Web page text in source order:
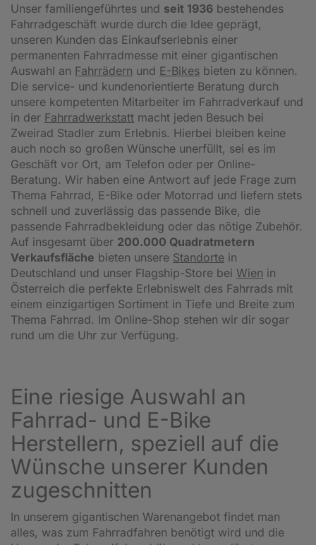
Unser familiengeführtes und seit 1936 bestehendes
Fahrradgeschäft wurde durch die Idee geprägt,
unseren Kunden das Einkaufserlebnis einer
permanenten Fahrradmesse mit einer gigantischen
Auswahl an Fahrrädern und E-Bikes bieten zu können.
Die service- und kundenorientierte Beratung durch
unsere kompetenten Mitarbeiter im Fahrradverkauf und
in der Fahrradwerkstatt macht jeden Besuch bei
Zweirad Stadler zum Erlebnis. Hierbei bleiben keine
auch noch so großen Wünsche unerfüllt, sei es im
Geschäft vor Ort, am Telefon oder per Online-
Beratung. Wir haben eine Antwort auf jede Frage zum
Thema Fahrrad, E-Bike oder Motorrad und liefern stets
schnell und zuverlässig das passende Bike, die
passende Fahrradbekleidung oder das nötige Zubehör.
Auf insgesamt über 200.000 Quadratmetern
Verkaufsfläche bieten unsere Standorte in
Deutschland und unser Flagship-Store bei Wien in
Österreich die perfekte Erlebniswelt des Fahrrads mit
einem einzigartigen Sortiment in Tiefe und Breite zum
Thema Fahrrad. Im Online-Shop stehen wir dir sogar
rund um die Uhr zur Verfügung.
Eine riesige Auswahl an
Fahrrad- und E-Bike
Herstellern, speziell auf die
Wünsche unserer Kunden
zugeschnitten
In unserem gigantischen Warenangebot findet man
alles, was zum Fahrradfahren benötigt wird und die